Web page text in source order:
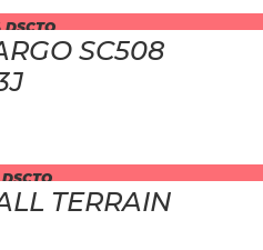
DSCTO
SC508
TERRAIN